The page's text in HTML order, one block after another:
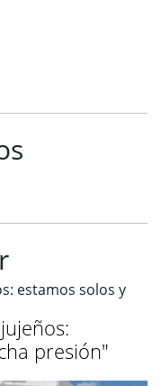
presión"